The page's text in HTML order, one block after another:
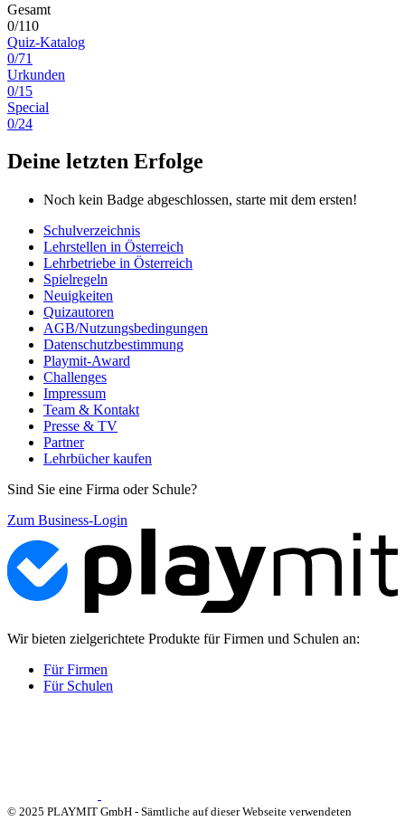
Gesamt
0/110
Quiz-Katalog
0/71
Urkunden
0/15
Special
0/24
Deine letzten Erfolge
Noch kein Badge abgeschlossen, starte mit dem ersten!
Schulverzeichnis
Lehrstellen in Österreich
Lehrbetriebe in Österreich
Spielregeln
Neuigkeiten
Quizautoren
AGB/Nutzungsbedingungen
Datenschutzbestimmung
Playmit-Award
Challenges
Impressum
Team & Kontakt
Presse & TV
Partner
Lehrbücher kaufen
Sind Sie eine Firma oder Schule?
Zum Business-Login
Wir bieten zielgerichtete Produkte für Firmen und Schulen an:
Für Firmen
Für Schulen
© 2025 PLAYMIT GmbH - Sämtliche auf dieser Webseite verwendeten